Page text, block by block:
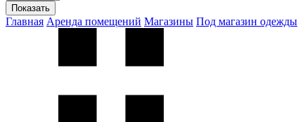
Показать
Главная Аренда помещений Магазины Под магазин одежды